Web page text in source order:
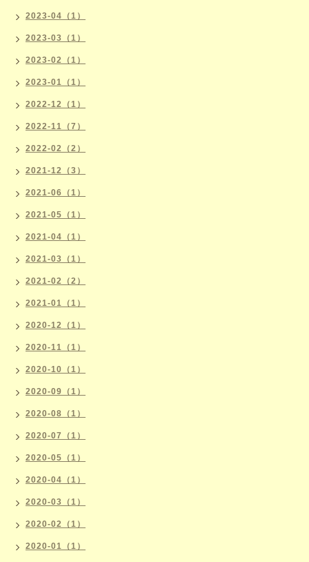
2023-04（1）
2023-03（1）
2023-02（1）
2023-01（1）
2022-12（1）
2022-11（7）
2022-02（2）
2021-12（3）
2021-06（1）
2021-05（1）
2021-04（1）
2021-03（1）
2021-02（2）
2021-01（1）
2020-12（1）
2020-11（1）
2020-10（1）
2020-09（1）
2020-08（1）
2020-07（1）
2020-05（1）
2020-04（1）
2020-03（1）
2020-02（1）
2020-01（1）